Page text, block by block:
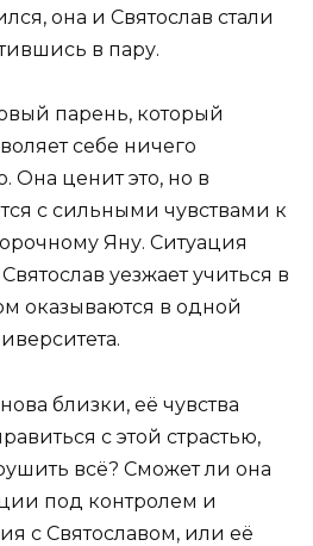
она и Святослав стали
в пару.
парень, который
себе ничего
Она ценит это, но в
с сильными чувствами к
Яну. Ситуация
уезжает учиться в
оказываются в одной
близки, её чувства
с этой страстью,
всё? Сможет ли она
под контролем и
с Святославом, или её